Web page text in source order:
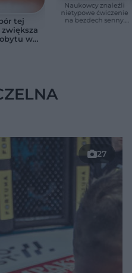
tej
w
Naukowcy znaleźli
nietypowe ćwiczenie
na bezdech senny.
27